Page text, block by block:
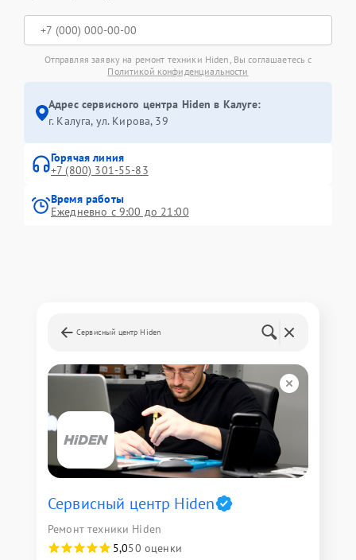
Отправляя заявку на ремонт техники Hiden, Вы соглашаетесь с
Политикой конфиденциальности
Адрес сервисного центра Hiden в Калуге:
г. Калуга, ул. Кирова, 39
Горячая линия
+7 (800) 301-55-83
Время работы
Ежедневно с 9:00 до 21:00
Сервисный центр Hiden
Сервисный центр Hiden
Ремонт техники Hiden
5,050 оценки